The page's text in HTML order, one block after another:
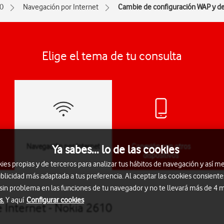
Navegación por Internet Cambie de configuración WAP y
Elige el tema de tu consulta
Navegación por Internet
Conexión con otros
dispositivos
Internet - Nokia 2610
Ya sabes... lo de las cookies
propias y de terceros para analizar tus hábitos de navegación y así
más adaptada a tus preferencia. Al aceptar las cookies
problema en las funciones de tu navegador y no te llevará más de 4
Y aquí Configurar cookies